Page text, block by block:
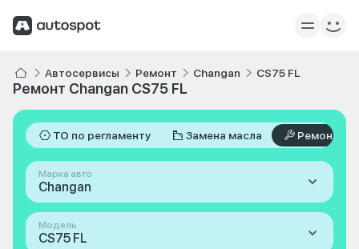
Автосервисы Ремонт Changan CS75 FL
Ремонт Changan CS75 FL
ТО по регламенту Замена масла Ремонт
Марка авто
Changan
Модель
CS75 FL